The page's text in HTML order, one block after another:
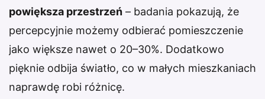
powiększa przestrzeń – badania pokazują, że
percepcyjnie możemy odbierać pomieszczenie
jako większe nawet o 20–30%. Dodatkowo
pięknie odbija światło, co w małych mieszkaniach
naprawdę robi różnicę.